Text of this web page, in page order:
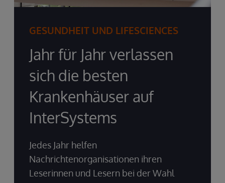
GESUNDHEIT UND LIFESCIENCES
Jahr für Jahr verlassen
sich die besten
Krankenhäuser auf
InterSystems
Jedes Jahr helfen
Nachrichtenorganisationen ihren
Leserinnen und Lesern bei der Wahl